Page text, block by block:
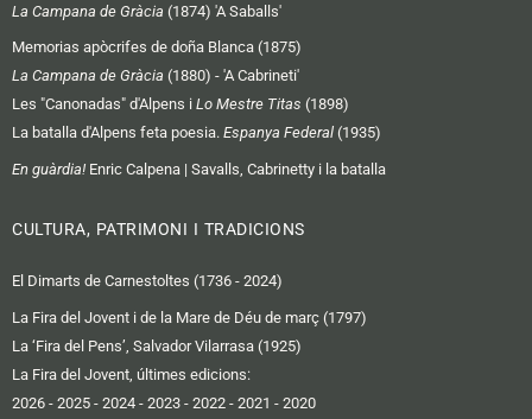
La Campana de Gràcia (1874) 'A Saballs'
Memorias apòcrifes de doña Blanca (1875)
La Campana de Gràcia (1880) - 'A Cabrineti'
Les "Canonadas" d'Alpens i Lo Mestre Titas (1898)
La batalla d'Alpens feta poesia. Espanya Federal (1935)
En guàrdia! Enric Calpena | Savalls, Cabrinetty i la batalla
CULTURA, PATRIMONI I TRADICIONS
El Dimarts de Carnestoltes (1736 - 2024)
La Fira del Jovent i de la Mare de Déu de març (1797)
La ‘Fira del Pens’, Salvador Vilarrasa (1925)
La Fira del Jovent, últimes edicions:
2026 - 2025 - 2024 - 2023 - 2022 - 2021 - 2020